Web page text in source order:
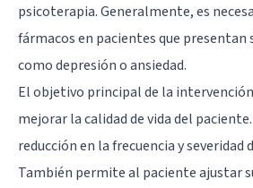
psicoterapia. Generalmente, es
fármacos en pacientes que presentan
como depresión o ansiedad.
El objetivo principal de la
mejorar la calidad de vida del
reducción en la frecuencia y severidad
También permite al paciente ajustar